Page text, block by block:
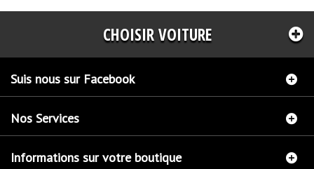
CHOISIR VOITURE
Suis nous sur Facebook
Nos Services
Informations sur votre boutique